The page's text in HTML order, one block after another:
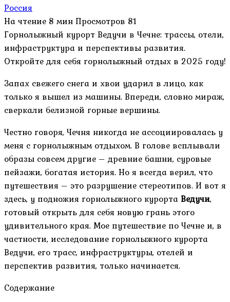
Россия
На чтение 8 мин Просмотров 81
Горнолыжный курорт Ведучи в Чечне: трассы, отели,
инфраструктура и перспективы развития.
Откройте для себя горнолыжный отдых в 2025 году!
Запах свежего снега и хвои ударил в лицо, как
только я вышел из машины. Впереди, словно мираж,
сверкали белизной горные вершины.
Честно говоря, Чечня никогда не ассоциировалась у
меня с горнолыжным отдыхом. В голове всплывали
образы совсем другие – древние башни, суровые
пейзажи, богатая история. Но я всегда верил, что
путешествия – это разрушение стереотипов. И вот я
здесь, у подножия горнолыжного курортаВедучи,
готовый открыть для себя новую грань этого
удивительного края. Мое путешествие по Чечне и, в
частности, исследование горнолыжного курорта
Ведучи, его трасс, инфраструктуры, отелей и
перспектив развития, только начинается.
Содержание